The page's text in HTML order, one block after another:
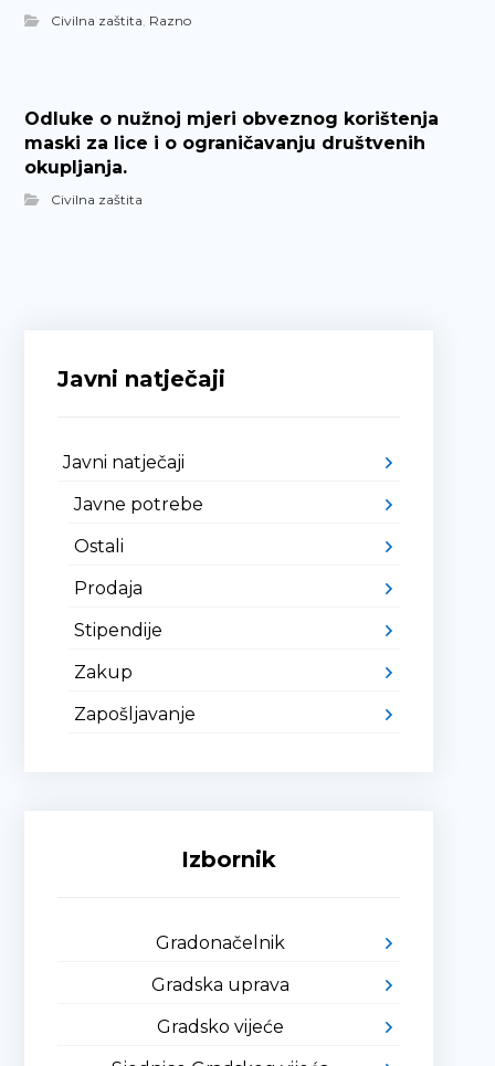
Civilna zaštita, Razno
Odluke o nužnoj mjeri obveznog korištenja
maski za lice i o ograničavanju društvenih
okupljanja.
Civilna zaštita
Javni natječaji
Javni natječaji
Javne potrebe
Ostali
Prodaja
Stipendije
Zakup
Zapošljavanje
Izbornik
Gradonačelnik
Gradska uprava
Gradsko vijeće